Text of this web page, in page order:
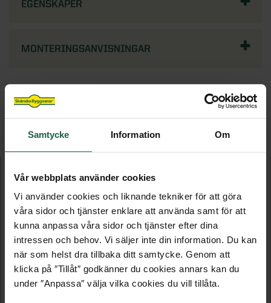
Samtycke Information Om
Vår webbplats använder cookies
Vi använder cookies och liknande tekniker för att göra
våra sidor och tjänster enklare att använda samt för att
kunna anpassa våra sidor och tjänster efter dina
intressen och behov. Vi säljer inte din information. Du kan
när som helst dra tillbaka ditt samtycke. Genom att
klicka på ″Tillåt″ godkänner du cookies annars kan du
under ″Anpassa″ välja vilka cookies du vill tillåta.
EGENSKAPER
MONTERINGSANVISNINGAR
ETTA 14,9 M²